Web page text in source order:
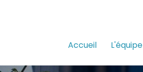
Accueil L'équipe